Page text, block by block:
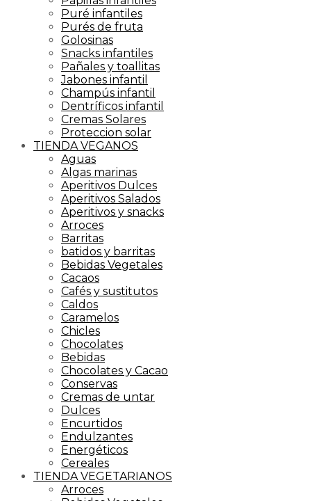
Puré infantiles
Purés de fruta
Golosinas
Snacks infantiles
Pañales y toallitas
Jabones infantil
Champús infantil
Dentríficos infantil
Cremas Solares
Proteccion solar
TIENDA VEGANOS
Aguas
Algas marinas
Aperitivos Dulces
Aperitivos Salados
Aperitivos y snacks
Arroces
Barritas
batidos y barritas
Bebidas Vegetales
Cacaos
Cafés y sustitutos
Caldos
Caramelos
Chicles
Chocolates
Bebidas
Chocolates y Cacao
Conservas
Cremas de untar
Dulces
Encurtidos
Endulzantes
Energéticos
Cereales
TIENDA VEGETARIANOS
Arroces